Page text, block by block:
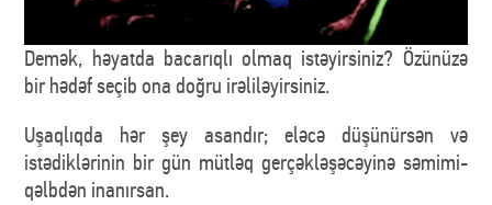
Demək, həyatda bacarıqlı olmaq istəyirsiniz? Özünüzə
bir hədəf seçib ona doğru irəliləyirsiniz.
Uşaqlıqda hər şey asandır; eləcə düşünürsən və
istədiklərinin bir gün mütləq gerçəkləşəcəyinə səmimi-
qəlbdən inanırsan.